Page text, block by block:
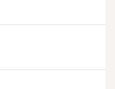
komanda